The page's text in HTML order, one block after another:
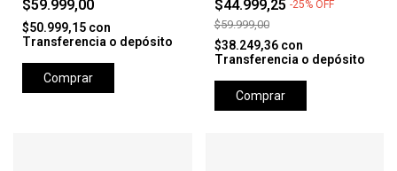
$59.999,00
$50.999,15 con
Transferencia o depósito
Comprar
$44.999,25 -25% OFF
$59.999,00
$38.249,36 con
Transferencia o depósito
Comprar